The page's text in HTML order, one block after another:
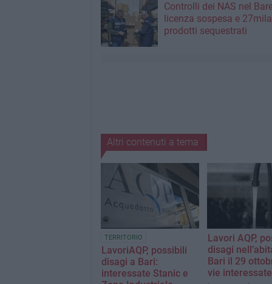
Controlli dei NAS nel
licenza sospesa e 27mila
prodotti sequestrati
Altri contenuti a tema
TERRITORIO
LavoriAQP, possibili
disagi a Bari:
interessate Stanic e
Lavori AQP,
disagi
Bari il 29
vie interessate